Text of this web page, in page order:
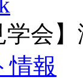
学会
情報